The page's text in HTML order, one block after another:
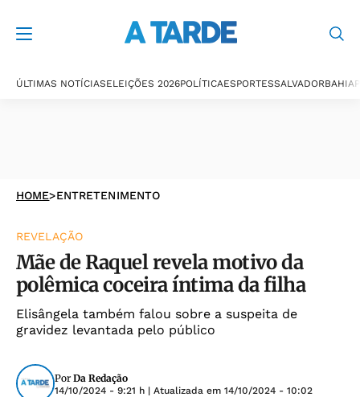
ÚLTIMAS NOTÍCIASELEIÇÕES 2026POLÍTICAESPORTESSALVADORBAHIA
HOME>ENTRETENIMENTO
REVELAÇÃO
Mãe de Raquel revela motivo da
polêmica coceira íntima da filha
Elisângela também falou sobre a suspeita de
gravidez levantada pelo público
Por Da Redação
14/10/2024 - 9:21 h | Atualizada em 14/10/2024 - 10:02